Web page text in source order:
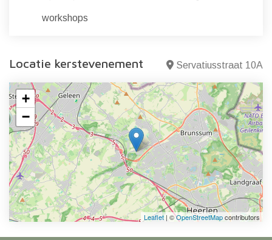
workshops
Locatie kerstevenement Servatiusstraat 10A
+
−
Leaflet| ©OpenStreetMapcontributors